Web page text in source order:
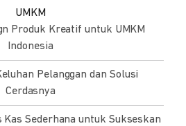
UMKM
Produk Kreatif untuk UMKM
Indonesia
Pelanggan dan Solusi
Cerdasnya
Sederhana untuk Sukseskan